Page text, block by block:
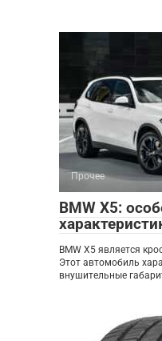
Прочее
BMW X5:
BMW X5 является
Этот автомобиль
внушительные